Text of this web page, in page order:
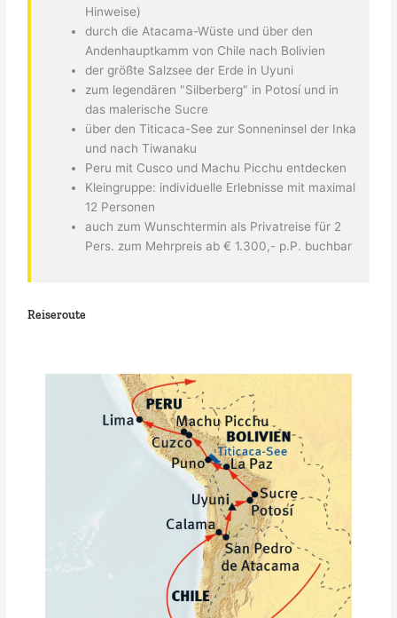
Hinweise)
durch die Atacama-Wüste und über den
Andenhauptkamm von Chile nach Bolivien
der größte Salzsee der Erde in Uyuni
zum legendären "Silberberg" in Potosí und in
das malerische Sucre
über den Titicaca-See zur Sonneninsel der Inka
und nach Tiwanaku
Peru mit Cusco und Machu Picchu entdecken
Kleingruppe: individuelle Erlebnisse mit maximal
12 Personen
auch zum Wunschtermin als Privatreise für 2
Pers. zum Mehrpreis ab € 1.300,- p.P. buchbar
Reiseroute